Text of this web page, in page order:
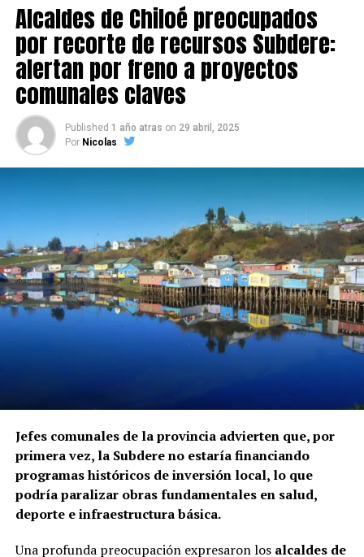
Alcaldes de Chiloé preocupados
por recorte de recursos Subdere:
alertan por freno a proyectos
comunales claves
Published 1 año atras on 29 abril, 2025
Por Nicolas
Jefes comunales de la provincia advierten que, por
primera vez, la Subdere no estaría financiando
programas históricos de inversión local, lo que
podría paralizar obras fundamentales en salud,
deporte e infraestructura básica.
Una profunda preocupación expresaron los alcaldes de